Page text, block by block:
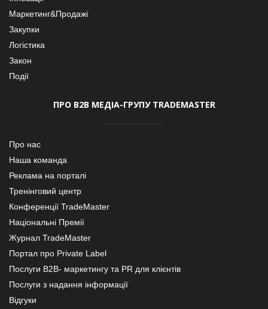
Маркетинг&Продажі
Закупки
Логістика
Закон
Події
ПРО В2В МЕДІА-ГРУПУ TRADEMASTER
Про нас
Наша команда
Реклама на порталі
Тренінговий центр
Конференції TradeMaster
Національні Премії
Журнал TradeMaster
Портал про Private Label
Послуги В2В- маркетингу та PR для клієнтів
Послуги з надання інформації
Відгуки